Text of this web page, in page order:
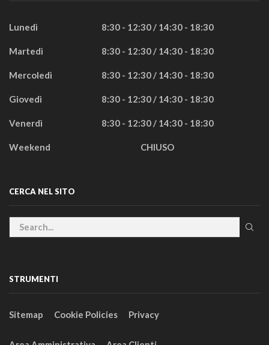
Lunedì 8:30 - 12:30 / 14:30 - 18:30
Martedì 8:30 - 12:30 / 14:30 - 18:30
Mercoledì 8:30 - 12:30 / 14:30 - 18:30
Giovedì 8:30 - 12:30 / 14:30 - 18:30
Venerdì 8:30 - 12:30 / 14:30 - 18:30
Weekend CHIUSO
CERCA NEL SITO
STRUMENTI
Sitemap Cookie Policies Privacy